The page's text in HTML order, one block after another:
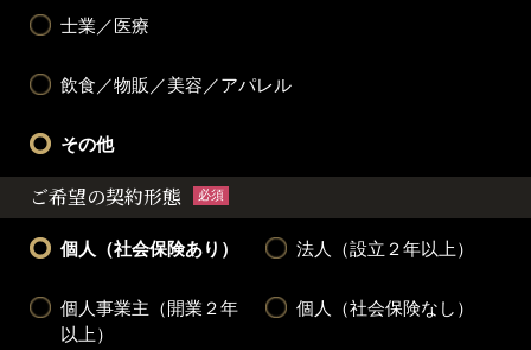
士業／医療
飲食／物販／美容／アパレル
その他
ご希望の契約形態 必須
個人（社会保険あり） 法人（設立２年以上）
個人事業主（開業２年
以上）
個人（社会保険なし）